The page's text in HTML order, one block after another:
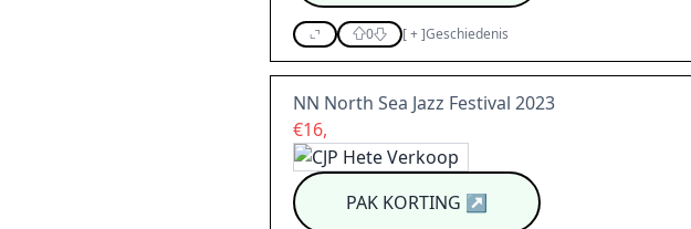
0 [+]Geschiedenis
NN North Sea Jazz Festival 2023
€16,
PAK KORTING ↗